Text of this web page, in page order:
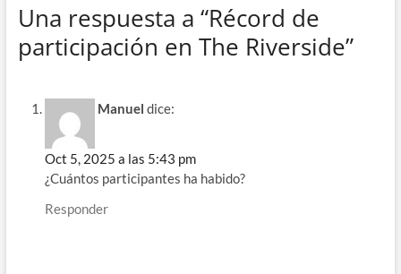
Una respuesta a “Récord de
participación en The Riverside”
Manuel dice:
Oct 5, 2025 a las 5:43 pm
¿Cuántos participantes ha habido?
Responder